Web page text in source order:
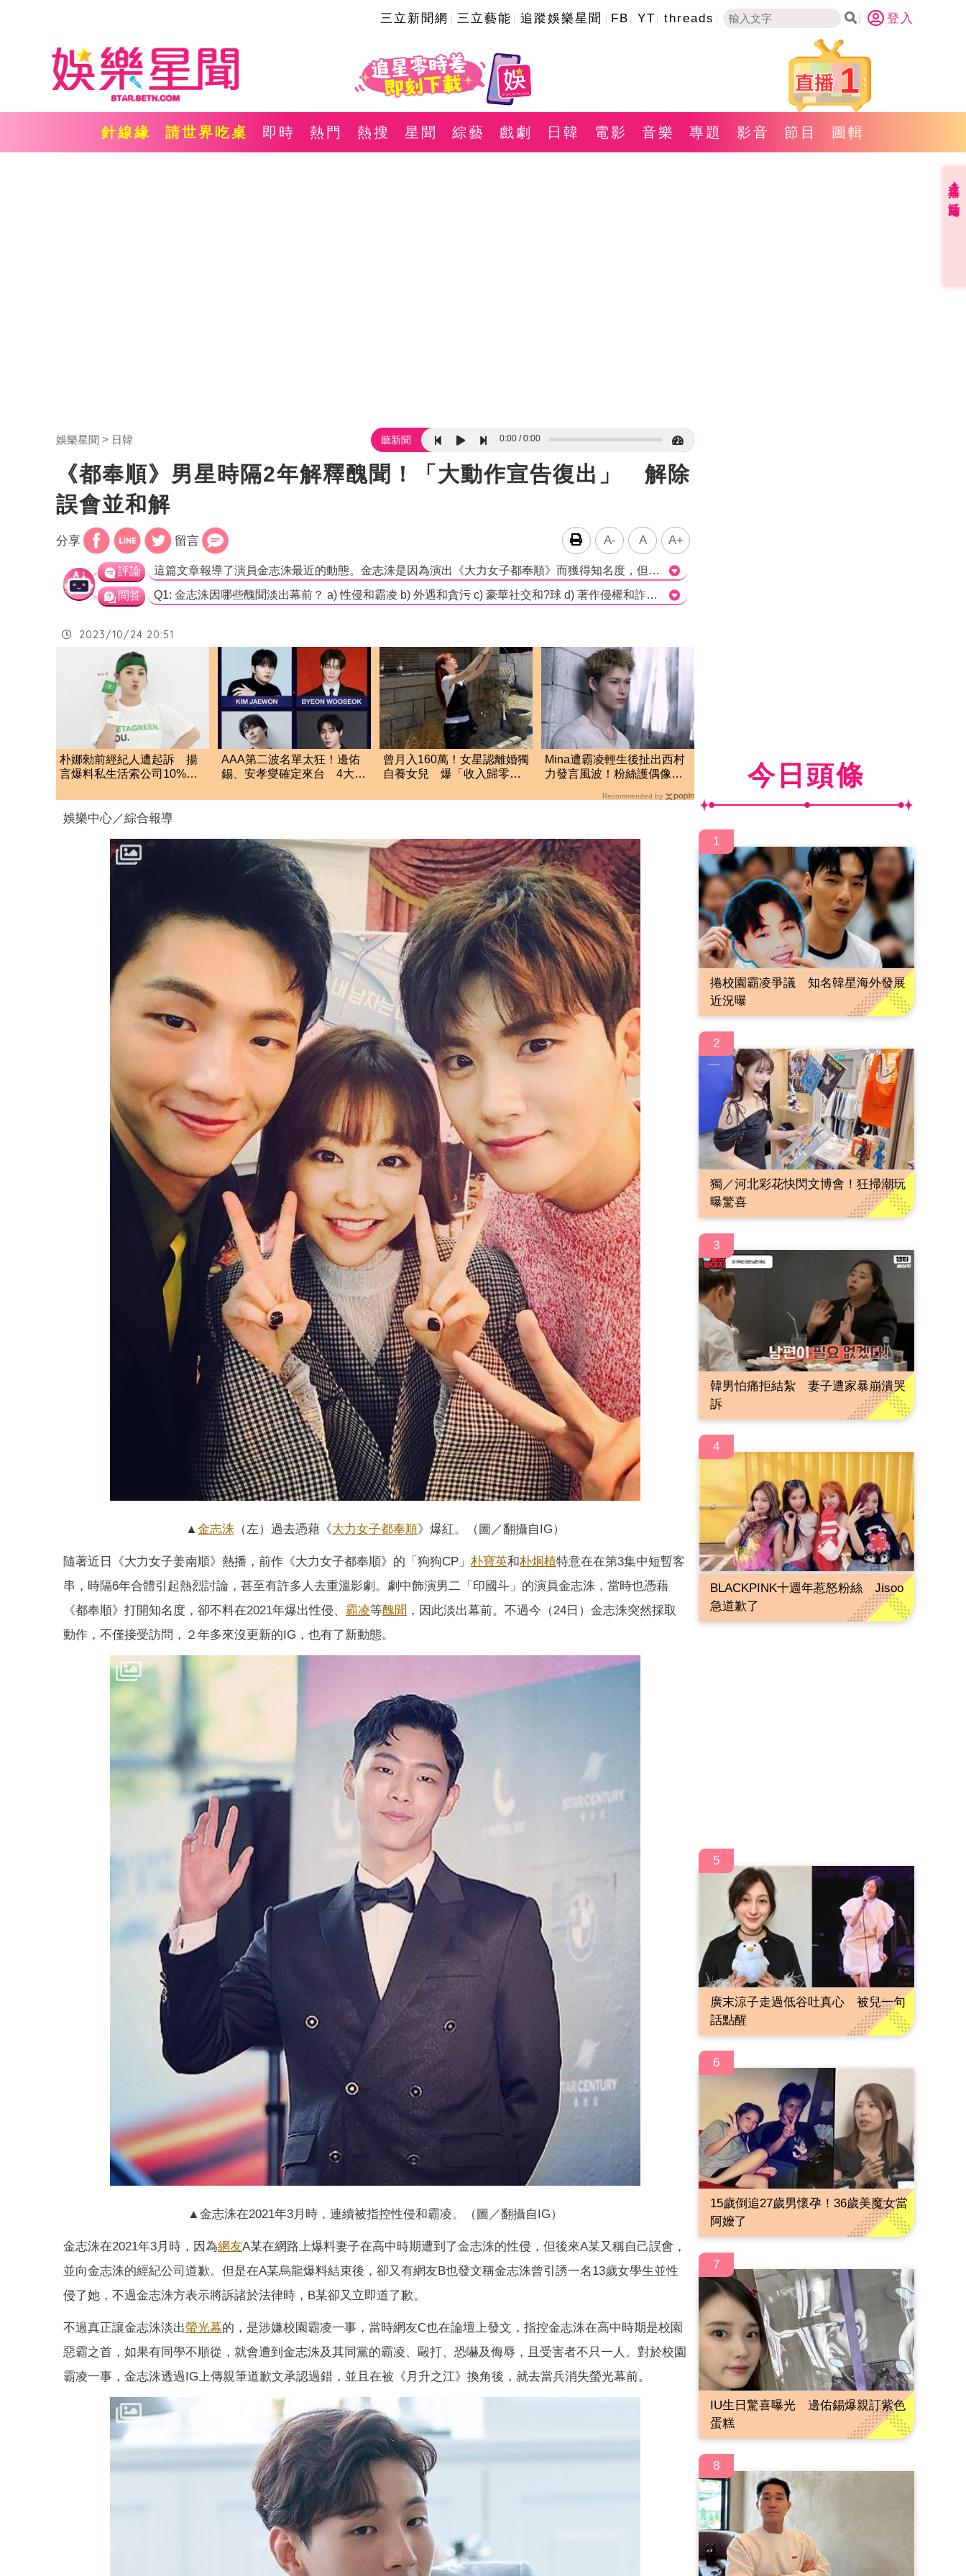
三立新聞網 三立藝能 追蹤娛樂星聞 FB YT threads 登入
1
針線緣 請世界吃桌 即時 熱門 熱搜 星聞 綜藝 戲劇 日韓 電影 音樂 專題 影音 節目 圖輯
娛樂星聞 日韓 聽新聞 0:00 0:00
《都奉順》男星時隔2年解釋醜聞！「大動作宣告復出」 解除
誤會並和解
分享 留言 A- A A+
評論 這篇文章報導了演員金志洙最近的動態。金志洙是因為演出《大力女子都奉順》而獲得知名度，但在2021年爆出性侵和校園霸凌的指控後，他便淡出了螢光幕。文章提到，金志洙最近接受訪問，重新解釋了這些指控。關於性侵的指控，金志洙表示是謠言，並指出在上課時間他不可能做那樣的事情。而對於校園霸凌的指控，他表示已經和爆料者溝通了。這篇文章除了報導金志洙的最新動態外，也提及了他之前的指控情況，讓讀者對他的過去有更多的了解。不過，在進一步了解真相之前，我們不能輕易下結論，需要保持客觀和公正的態度。>
問答 Q1: 金志洙因哪些醜聞淡出幕前？ a) 性侵和霸凌 b) 外遇和貪污 c) 豪華社交和?球 d) 著作侵權和詐騙 正確解答：a) 性侵和霸凌 Q2: 金志洙對於性侵和校園霸凌的指控有何回應？ a) 完全否認指控 b) 表示懊悔並道歉 c) 移民到其他國家避風頭 d) 聘請律師控告爆料者 正確解答：b) 表示懊悔並道歉 Q3: 金志洙在何時採取行動表達他的心聲？ a) 2021年3月 b) 2021年9月 c) 2022年1月 d) 2022年6月 正確解答：b) 2021年9月
2023/10/24 20:51
朴娜勑前經紀人遭起訴 揚
言爆料私生活索公司10%營
AAA第二波名單太狂！邊佑
錫、安孝燮確定來台 4大韓
曾月入160萬！女星認離婚獨
自養女兒 爆「收入歸零」
Mina遭霸凌輕生後扯出西村
力發言風波！粉絲護偶像發
Recommended by
娛樂中心／綜合報導
▲金志洙 （左）過去憑藉《大力女子都奉順》爆紅。（圖／翻攝自IG）
隨著近日《大力女子姜南順》熱播，前作《大力女子都奉順》的「狗狗CP」 朴寶英和朴炯植特意在在第3集中短暫客
串，時隔6年合體引起熱烈討論，甚至有許多人去重溫影劇。劇中飾演男二「印國斗」的演員金志洙，當時也憑藉
《都奉順》打開知名度，卻不料在2021年爆出性侵、 霸凌等醜聞 ，因此淡出幕前。不過今（24日）金志洙突然採取
動作，不僅接受訪問，２年多來沒更新的IG，也有了新動態。
▲金志洙在2021年3月時，連續被指控性侵和霸凌。（圖／翻攝自IG）
金志洙在2021年3月時，因為網友A某在網路上爆料妻子在高中時期遭到了金志洙的性侵，但後來A某又稱自己誤會，
並向金志洙的經紀公司道歉。但是在A某烏龍爆料結束後，卻又有網友B也發文稱金志洙曾引誘一名13歲女學生並性
侵了她，不過金志洙方表示將訴諸於法律時，B某卻又立即道了歉。
不過真正讓金志洙淡出螢光幕的，是涉嫌校園霸凌一事，當時網友C也在論壇上發文，指控金志洙在高中時期是校園
惡霸之首，如果有同學不順從，就會遭到金志洙及其同黨的霸凌、毆打、恐嚇及侮辱，且受害者不只一人。對於校園
霸凌一事，金志洙透過IG上傳親筆道歉文承認過錯，並且在被《月升之江》換角後，就去當兵消失螢光幕前。
今日頭條
1
捲校園霸凌爭議 知名韓星海外發展
近況曝
2
獨／河北彩花快閃文博會！狂掃潮玩
曝驚喜
3
韓男怕痛拒結紮 妻子遭家暴崩潰哭
訴
4
BLACKPINK十週年惹怒粉絲 Jisoo
急道歉了
5
廣末涼子走過低谷吐真心 被兒一句
話點醒
6
15歲倒追27歲男懷孕！36歲美魔女當
阿嬤了
7
IU生日驚喜曝光 邊佑錫爆親訂紫色
蛋糕
8
直播✦活動